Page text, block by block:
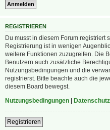
REGISTRIEREN
Du musst in diesem Forum registriert
Registrierung ist in wenigen
weitere Funktionen zuzugreifen. Die
Benutzern auch zusätzliche
Nutzungsbedingungen und die
registrierst. Bitte beachte auch die
diesem Board bewegst.
Nutzungsbedingungen
Registrieren